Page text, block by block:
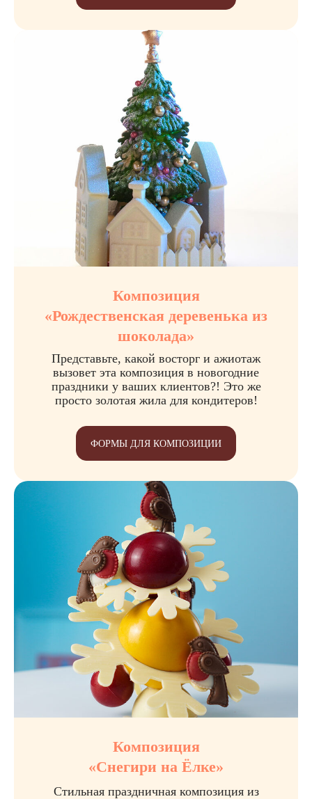
Композиция
«Рождественская деревенька из
шоколада»
Представьте, какой восторг и ажиотаж
вызовет эта композиция в новогодние
праздники у ваших клиентов?! Это же
просто золотая жила для кондитеров!
ФОРМЫ ДЛЯ КОМПОЗИЦИИ
Композиция
«Снегири на Ёлке»
Стильная праздничная композиция из